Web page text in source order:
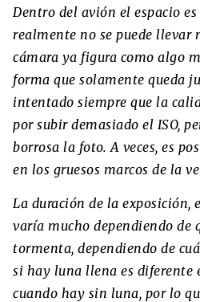
Dentro del avión el espacio
realmente no se puede llevar
cámara ya figura como algo
forma que solamente queda
intentado siempre que la
por subir demasiado el ISO,
borrosa la foto. A veces, es
en los gruesos marcos de la
La duración de la exposición,
varía mucho dependiendo de
tormenta, dependiendo de
si hay luna llena es diferente
cuando hay sin luna, por lo